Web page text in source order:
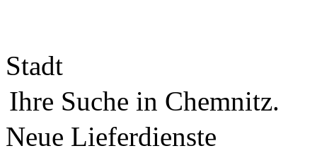
Stadt
Ihre Suche in Chemnitz.
Neue Lieferdienste